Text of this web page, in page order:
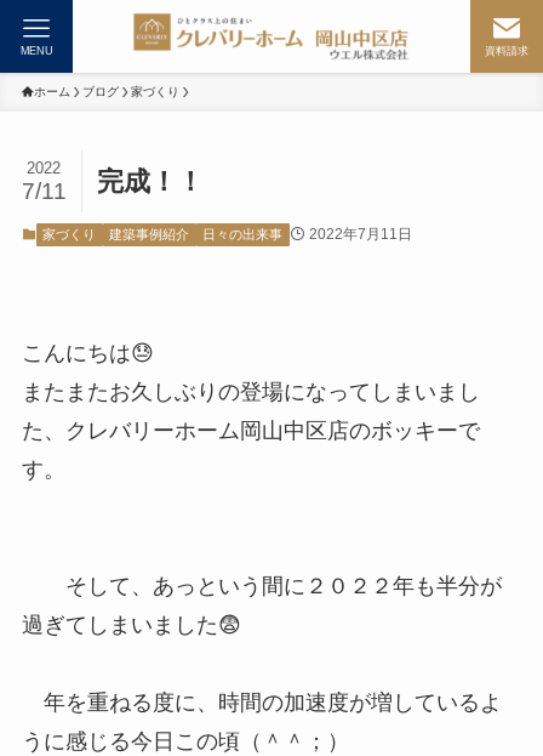
資料請求
MENU
ホーム ブログ 家づくり
完成！！
2022
7/11
家づくり 建築事例紹介 日々の出来事 2022年7月11日
こんにちは😓
またまたお久しぶりの登場になってしまいまし
た、クレバリーホーム岡山中区店のボッキーで
す。
そして、あっという間に２０２２年も半分が
過ぎてしまいました😨
年を重ねる度に、時間の加速度が増しているよ
うに感じる今日この頃（＾＾；）